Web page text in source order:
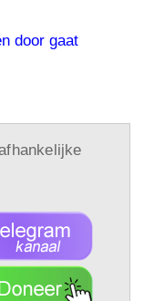
door gaat